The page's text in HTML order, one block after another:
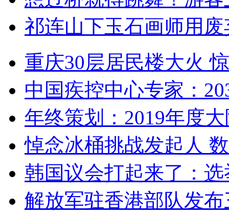
祁连山下玉石画师用
重庆30层居民楼大火
中国疾控中心专家：
年终策划：2019年度
悼念冰桶挑战发起人
韩国议会打起来了：
解放军驻香港部队发